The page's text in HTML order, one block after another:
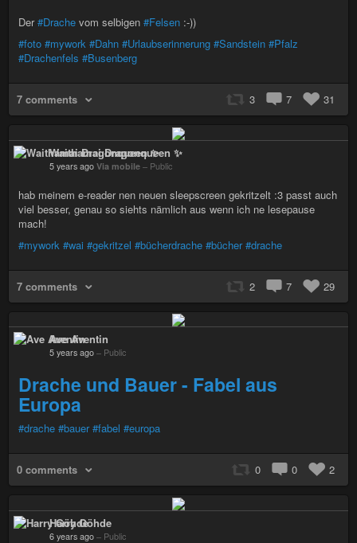
Der#Drache vom selbigen #Felsen :-))
#foto #mywork #Dahn #Urlaubserinnerung #Sandstein #Pfalz
#Drachenfels #Busenberg
7 comments 3 7 31
Waithamai Dragonqueen ✨
5 years ago Via mobile – Public
hab meinem e-reader nen neuen sleepscreen gekritzelt :3 passt auch
viel besser, genau so siehts nämlich aus wenn ich ne lesepause
mach!
#mywork #wai #gekritzel #bücherdrache #bücher #drache
7 comments 2 7 29
Ave Aventin
5 years ago – Public
Drache und Bauer - Fabel aus
Europa
#drache #bauer #fabel #europa
0 comments 0 0 2
Harry Göhde
6 years ago – Public